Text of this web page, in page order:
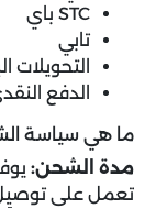
STC باي
تابي
التحويلات
الدفع
ما هي سياسة
مدة الشحن:
تعمل على